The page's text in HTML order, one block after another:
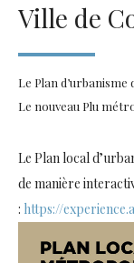
Ville de
Le Plan d’urbanisme
Le nouveau Plu
Le Plan local
de manière
: https://